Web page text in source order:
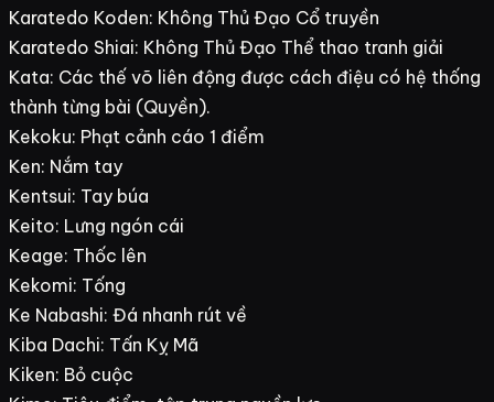
Karatedo Koden: Không Thủ Đạo Cổ truyền
Karatedo Shiai: Không Thủ Đạo Thể thao tranh giải
Kata: Các thế võ liên động được cách điệu có hệ thống
thành từng bài (Quyền).
Kekoku: Phạt cảnh cáo 1 điểm
Ken: Nắm tay
Kentsui: Tay búa
Keito: Lưng ngón cái
Keage: Thốc lên
Kekomi: Tống
Ke Nabashi: Đá nhanh rút về
Kiba Dachi: Tấn Kỵ Mã
Kiken: Bỏ cuộc